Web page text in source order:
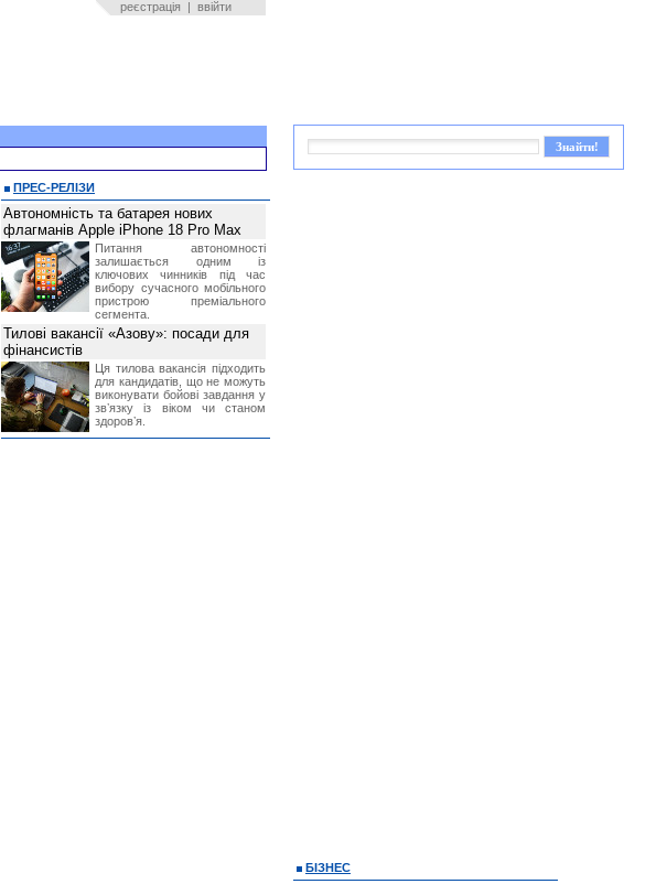
реєстрація | ввійти
ПРЕС-РЕЛІЗИ
Автономність та батарея нових
флагманів Apple iPhone 18 Pro Max
Питання автономності
залишається одним із
ключових чинників під час
вибору сучасного мобільного
пристрою преміального
сегмента.
Тилові вакансії «Азову»: посади для
фінансистів
Ця тилова вакансія підходить
для кандидатів, що не можуть
виконувати бойові завдання у
звʼязку із віком чи станом
здоровʼя.
БІЗНЕС